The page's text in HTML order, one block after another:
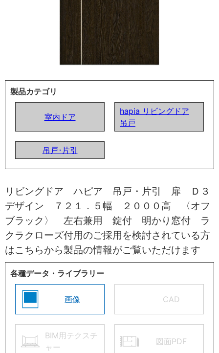
製品カテゴリ
室内ドア
hapia リビングドア
吊戸
吊戸･片引
リビングドア ハピア 吊戸・片引 扉 Ｄ３
デザイン ７２１．５幅 ２０００高 〈オフ
ブラック〉 左右兼用 錠付 明かり窓付 ラ
クラクローズ付用のご採用を検討されている方
はこちらから製品の情報がご覧いただけます
各種データ・ライブラリー
画像 CAD
BIM用テクスチ
ャー
図面PDF